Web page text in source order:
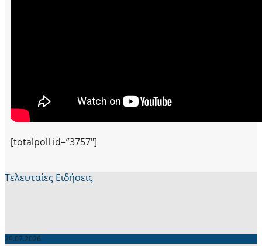
[totalpoll id=”3757″]
Τελευταίες Ειδήσεις
29.07.2026